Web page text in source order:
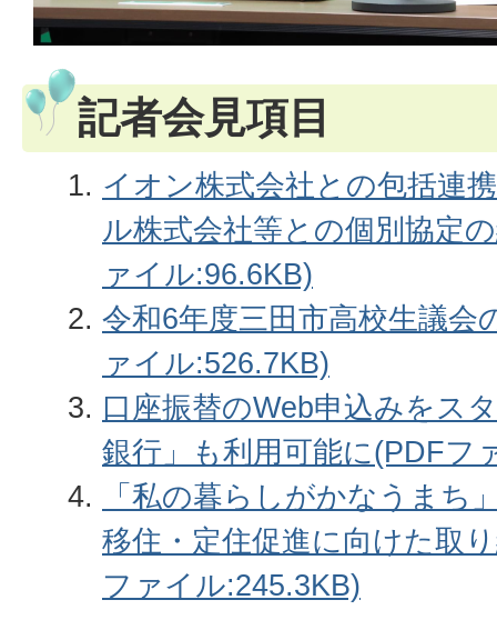
記者会見項目
イオン株式会社との包括連
ル株式会社等との個別協定
ァイル:96.6KB)
令和6年度三田市高校生議会
ァイル:526.7KB)
口座振替のWeb申込みをス
銀行」も利用可能に(PDFフ
「私の暮らしがかなうまち
移住・定住促進に向けた取
ファイル:245.3KB)